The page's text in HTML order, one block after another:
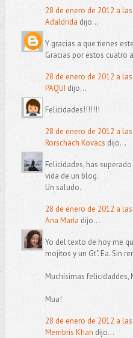
28 de enero de 2012 a
Adaldrida dijo...
Y gracias a que tienes
Gracias por estos cuatro
28 de enero de 2012 a
PAQUI dijo...
Felicidades!!!!!!!
28 de enero de 2012 a
Rorschach Kovacs dijo...
Felicidades, has
vida de un blog.
Un saludo.
28 de enero de 2012 a
Ana María dijo...
Yo del texto de hoy me
mojitos y un Gt". Ea. Sin
Muchísimas felicidaddes,
Mua!
28 de enero de 2012 a
Membris Khan dijo...